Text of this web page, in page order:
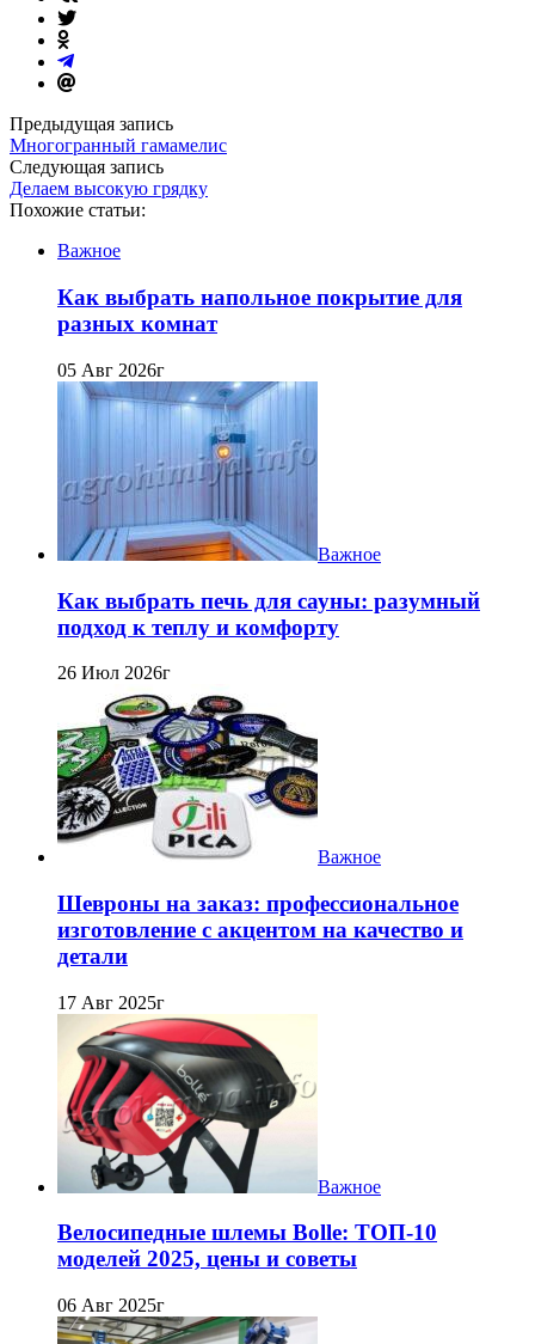
Предыдущая запись
Многогранный гамамелис
Следующая запись
Делаем высокую грядку
Похожие статьи:
Важное
Как выбрать напольное покрытие для
разных комнат
05 Авг 2026г
Важное
Как выбрать печь для сауны: разумный
подход к теплу и комфорту
26 Июл 2026г
Важное
Шевроны на заказ: профессиональное
изготовление с акцентом на качество и
детали
17 Авг 2025г
Важное
Велосипедные шлемы Bolle: ТОП-10
моделей 2025, цены и советы
06 Авг 2025г